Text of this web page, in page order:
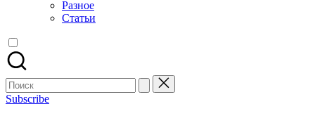
Разное
Статьи
Поиск
для:
Subscribe